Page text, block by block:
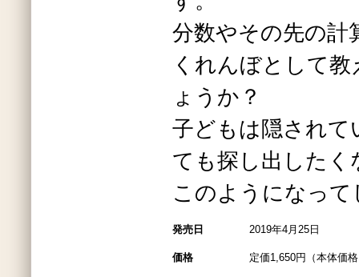
分数やその先の計
くれんぼとして
ょうか？
子どもは隠されて
ても探し出したく
このようになっ
発売日 2019年4月25日
価格 定価1,650円（本体価